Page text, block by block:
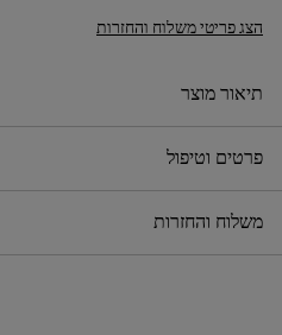
הצג פריטי משלוח והחזרות
תיאור מוצר
פרטים וטיפול
משלוח והחזרות